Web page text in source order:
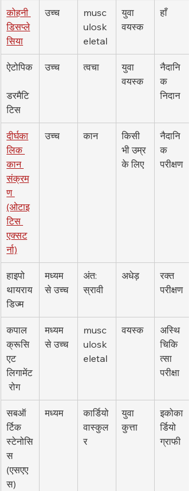
कोहनी
डिसप्ले
सिया
उच्च
musc
ulosk
eletal
युवा
वयस्क
हाँ
ऐटोपिक
डरमैटि
टिस
उच्च त्वचा
युवा
वयस्क
नैदानि
क
निदान
दीर्घका
लिक
कान
संक्रम
ण
(ओटाइ
टिस
एक्सट
र्ना)
उच्च कान
किसी
भी उम्र
के लिए
नैदानि
क
परीक्षण
हाइपो
थायराय
डिज्म
मध्यम
से उच्च
अंत:
स्रावी
अधेड़
रक्त
परीक्षण
कपाल
क्रूसि
एट
लिगामेंट
रोग
मध्यम
से उच्च
musc
ulosk
eletal
वयस्क
अस्थि
चिकि
त्सा
परीक्षा
सबऑ
र्टिक
स्टेनोसि
स
(एसएए
स)
मध्यम
कार्डियो
वास्कुल
र
युवा
कुत्ता
इकोका
र्डियो
ग्राफी